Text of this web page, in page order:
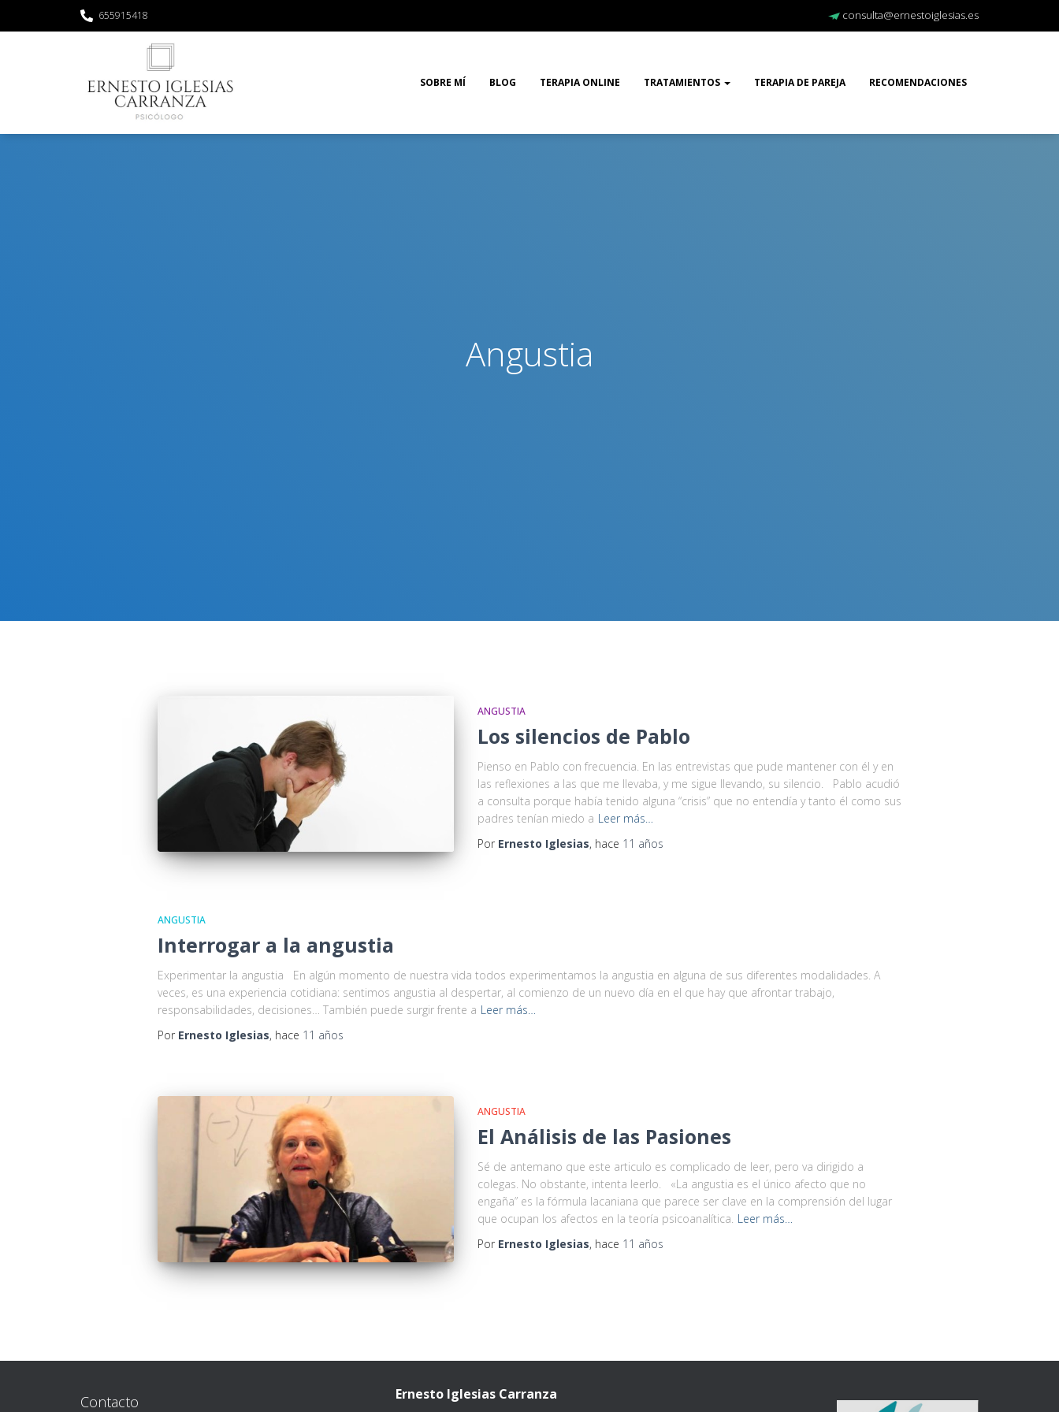
consulta@ernestoiglesias.es
655915418
SOBRE MÍ BLOG TERAPIA ONLINE TRATAMIENTOS TERAPIA DE PAREJA RECOMENDACIONES
Angustia
ANGUSTIA
Los silencios de Pablo
Pienso en Pablo con frecuencia. En las entrevistas que pude mantener con él y en
las reflexiones a las que me llevaba, y me sigue llevando, su silencio. Pablo acudió
a consulta porque había tenido alguna “crisis” que no entendía y tanto él como sus
padres tenían miedo a Leer más…
Por Ernesto Iglesias, hace 11 años
ANGUSTIA
Interrogar a la angustia
Experimentar la angustia En algún momento de nuestra vida todos experimentamos la angustia en alguna de sus diferentes modalidades. A
veces, es una experiencia cotidiana: sentimos angustia al despertar, al comienzo de un nuevo día en el que hay que afrontar trabajo,
responsabilidades, decisiones… También puede surgir frente a Leer más…
Por Ernesto Iglesias, hace 11 años
ANGUSTIA
El Análisis de las Pasiones
Sé de antemano que este articulo es complicado de leer, pero va dirigido a
colegas. No obstante, intenta leerlo. «La angustia es el único afecto que no
engaña” es la fórmula lacaniana que parece ser clave en la comprensión del lugar
que ocupan los afectos en la teoría psicoanalítica. Leer más…
Por Ernesto Iglesias, hace 11 años
Contacto Ernesto Iglesias Carranza